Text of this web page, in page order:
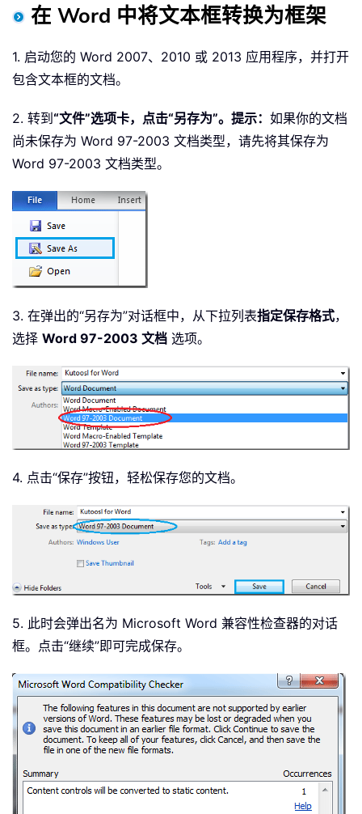
在 Word 中将文本框转换为框架
1. 启动您的 Word 2007、2010 或 2013 应用程序，并打开
包含文本框的文档。
2. 转到“文件”选项卡，点击“另存为”。提示： 如果你的文档
尚未保存为 Word 97-2003 文档类型，请先将其保存为
Word 97-2003 文档类型。
3. 在弹出的“另存为”对话框中，从下拉列表指定保存格式，
选择 Word 97-2003 文档 选项。
4. 点击“保存”按钮，轻松保存您的文档。
5. 此时会弹出名为 Microsoft Word 兼容性检查器的对话
框。点击“继续”即可完成保存。